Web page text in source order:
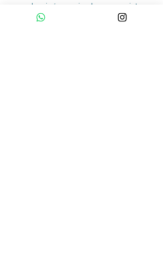
que depois é organizada para uso interno
(gotas via oral) ou externo (cremes e